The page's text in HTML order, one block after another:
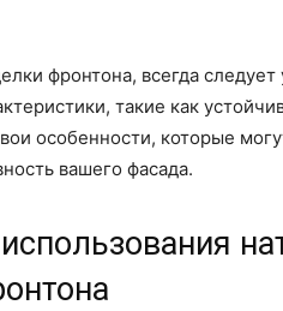
фронтона, всегда
такие как
особенности, которые
вашего фасада.